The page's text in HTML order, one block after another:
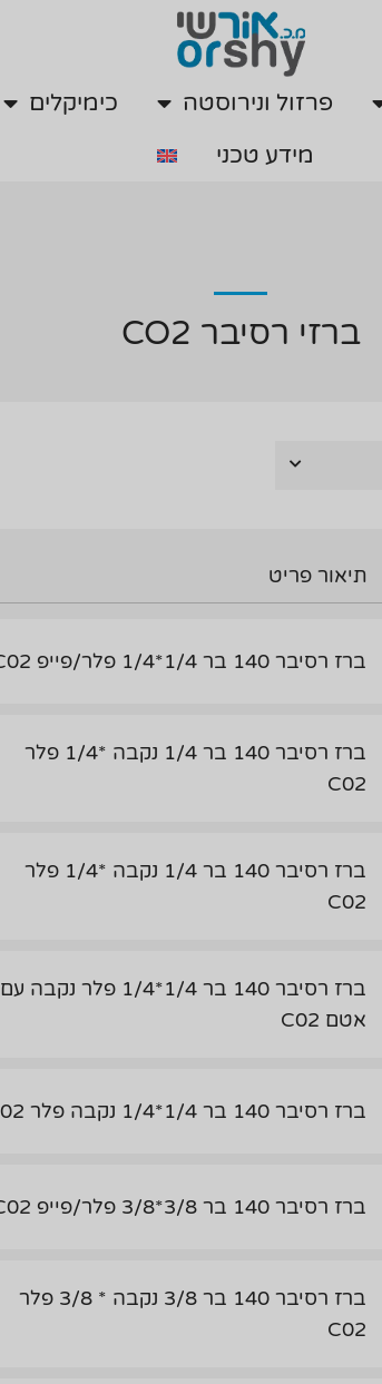
פרזול ונירוסטה כימיקלים
מידע טכני
פרזול ונירוסטה
מידע טכני
ברזי רסיבר CO2
תיאור פריט
ברז רסיבר 140 בר 1/4*1/4 פלר/פייפ C02
ברז רסיבר 140 בר 1/4 נקבה *1/4 פלר
C02
ברז רסיבר 140 בר 1/4 נקבה *1/4 פלר
C02
ברז רסיבר 140 בר 1/4*1/4 פלר נקבה עם
אטם C02
ברז רסיבר 140 בר 1/4*1/4 נקבה פלר C02
ברז רסיבר 140 בר 3/8*3/8 פלר/פייפ C02
ברז רסיבר 140 בר 3/8 נקבה * 3/8 פלר
C02